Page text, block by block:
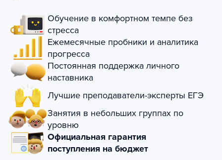
Обучение в комфортном темпе без
стресса
Ежемесячные пробники и аналитика
прогресса
Постоянная поддержка личного
наставника
Лучшие преподаватели-эксперты ЕГЭ
Занятия в небольших группах по
уровню
Официальная гарантия
поступления на бюджет